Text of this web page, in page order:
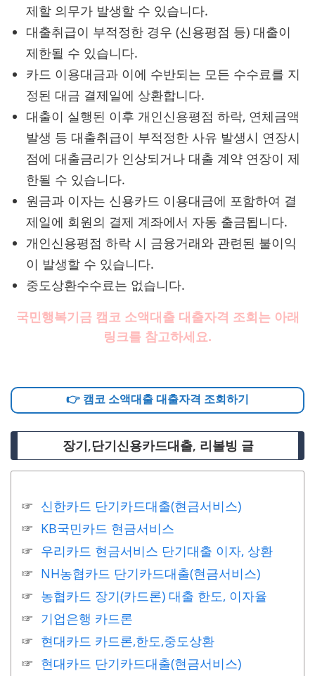
제할 의무가 발생할 수 있습니다.
대출취급이 부적정한 경우 (신용평점 등) 대출이
제한될 수 있습니다.
카드 이용대금과 이에 수반되는 모든 수수료를 지
정된 대금 결제일에 상환합니다.
대출이 실행된 이후 개인신용평점 하락, 연체금액
발생 등 대출취급이 부적정한 사유 발생시 연장시
점에 대출금리가 인상되거나 대출 계약 연장이 제
한될 수 있습니다.
원금과 이자는 신용카드 이용대금에 포함하여 결
제일에 회원의 결제 계좌에서 자동 출금됩니다.
개인신용평점 하락 시 금융거래와 관련된 불이익
이 발생할 수 있습니다.
중도상환수수료는 없습니다.
국민행복기금 캠코 소액대출 대출자격 조회는 아래
링크를 참고하세요.
👉 캠코 소액대출 대출자격 조회하기
장기,단기신용카드대출, 리볼빙 글
신한카드 단기카드대출(현금서비스)
KB국민카드 현금서비스
우리카드 현금서비스 단기대출 이자, 상환
NH농협카드 단기카드대출(현금서비스)
농협카드 장기(카드론) 대출 한도, 이자율
기업은행 카드론
현대카드 카드론,한도,중도상환
현대카드 단기카드대출(현금서비스)